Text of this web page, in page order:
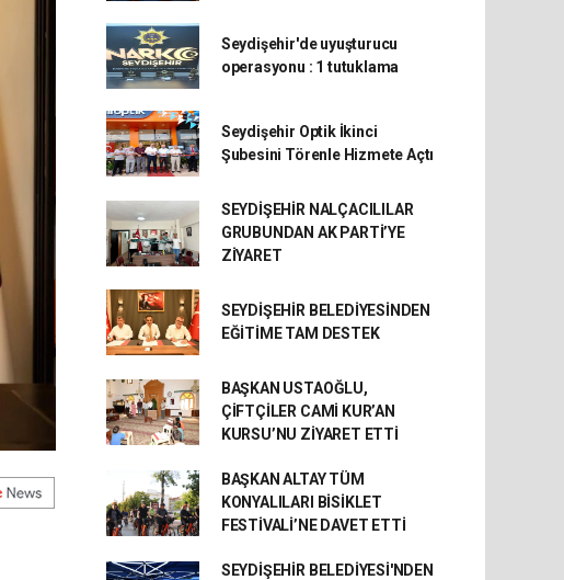
Seydişehir'de uyuşturucu
operasyonu : 1 tutuklama
Seydişehir Optik İkinci
Şubesini Törenle Hizmete Açtı
SEYDİŞEHİR NALÇACILILAR
GRUBUNDAN AK PARTİ’YE
ZİYARET
SEYDİŞEHİR BELEDİYESİNDEN
EĞİTİME TAM DESTEK
BAŞKAN USTAOĞLU,
ÇİFTÇİLER CAMİ KUR’AN
KURSU’NU ZİYARET ETTİ
BAŞKAN ALTAY TÜM
KONYALILARI BİSİKLET
FESTİVALİ’NE DAVET ETTİ
SEYDİŞEHİR BELEDİYESİ'NDEN